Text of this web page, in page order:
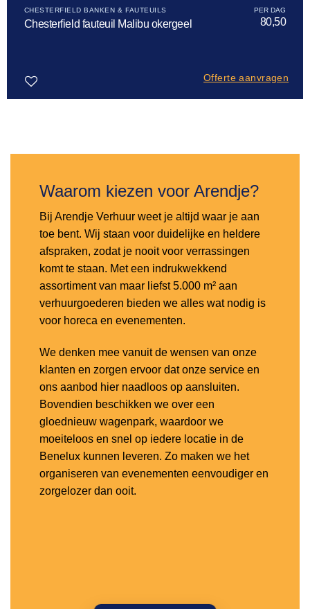
CHESTERFIELD BANKEN & FAUTEUILS
Chesterfield fauteuil Malibu okergeel 80,50
Offerte aanvragen
Waarom kiezen voor Arendje?
Bij Arendje Verhuur weet je altijd waar je aan
toe bent. Wij staan voor duidelijke en heldere
afspraken, zodat je nooit voor verrassingen
komt te staan. Met een indrukwekkend
assortiment van maar liefst 5.000 m² aan
verhuurgoederen bieden we alles wat nodig is
voor horeca en evenementen.
We denken mee vanuit de wensen van onze
klanten en zorgen ervoor dat onze service en
ons aanbod hier naadloos op aansluiten.
Bovendien beschikken we over een
gloednieuw wagenpark, waardoor we
moeiteloos en snel op iedere locatie in de
Benelux kunnen leveren. Zo maken we het
organiseren van evenementen eenvoudiger en
zorgelozer dan ooit.